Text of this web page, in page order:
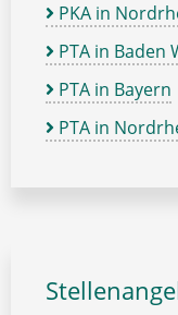
PKA in
PTA in
PTA in Bayern
PTA in